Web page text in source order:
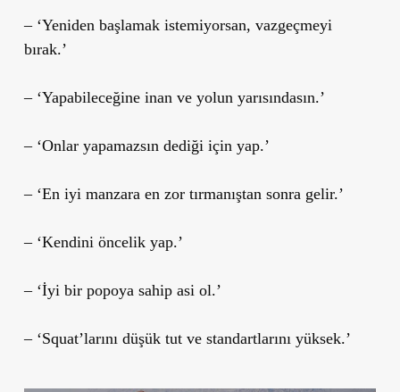
– ‘Yeniden başlamak istemiyorsan, vazgeçmeyi
bırak.’
– ‘Yapabileceğine inan ve yolun yarısındasın.’
– ‘Onlar yapamazsın dediği için yap.’
– ‘En iyi manzara en zor tırmanıştan sonra gelir.’
– ‘Kendini öncelik yap.’
– ‘İyi bir popoya sahip asi ol.’
– ‘Squat’larını düşük tut ve standartlarını yüksek.’